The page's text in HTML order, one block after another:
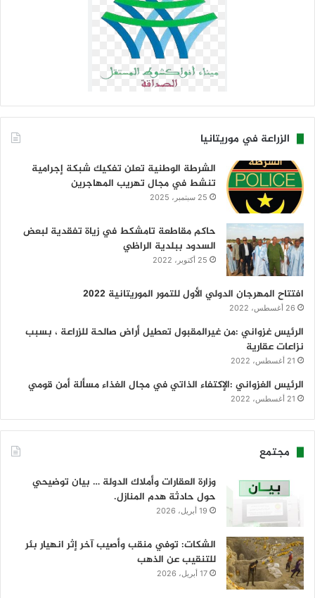
الزراعة في موريتانيا
الشرطة الوطنية تعلن تفكيك شبكة إجرامية
تنشط في مجال تهريب المهاجرين
25 سبتمبر، 2025
حاكم مقاطعة تامشكط في زياة تفقدية لبعض
السدود ببلدية الراظي
25 أكتوبر، 2022
افتتاح المهرجان الدولي الأول للتمور الموريتانية 2022
26 أغسطس، 2022
الرئيس غزواني :من غيرالمقبول تعطيل أراض صالحة للزراعة ، بسبب
نزاعات عقارية
21 أغسطس، 2022
الرئيس الغزواني :الإكتفاء الذاتي في مجال الغذاء مسألة أمن قومي
21 أغسطس، 2022
مجتمع
وزارة العقارات وأملاك الدولة … بيان توضيحي
حول حادثة هدم المنازل.
19 أبريل، 2026
الشكات: توفي منقب وأصيب آخر إثر انهيار بئر
للتنقيب عن الذهب
17 أبريل، 2026